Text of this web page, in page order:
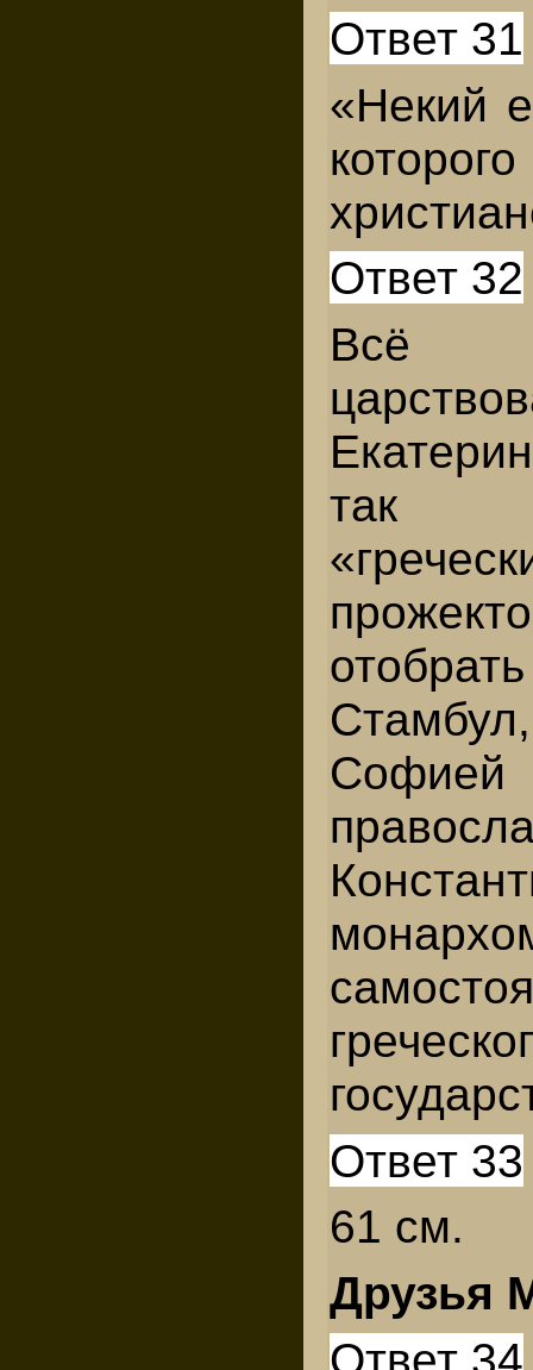
Ответ 31
«Некий
Ответ 32
так
Ответ 33
61 см.
Друзья
Ответ 34